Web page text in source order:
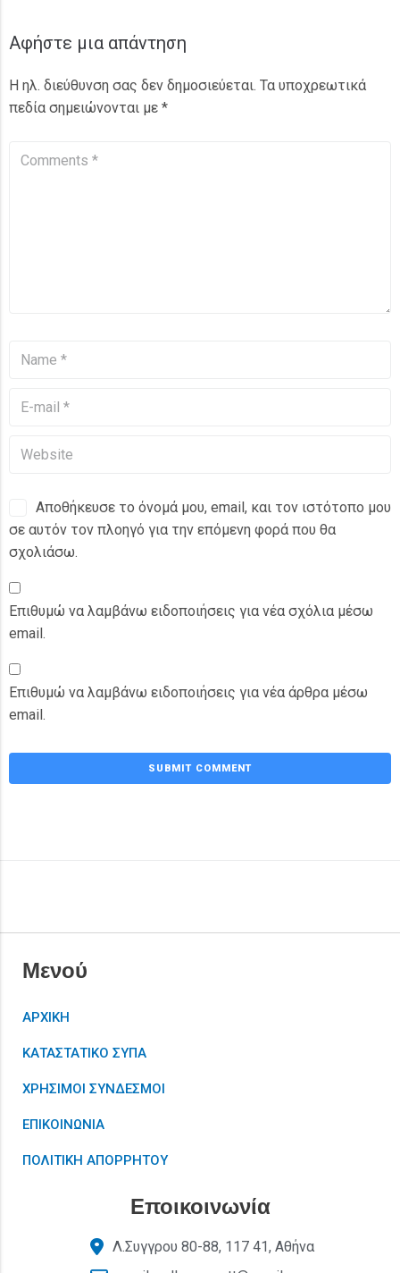
Αφήστε μια απάντηση
Η ηλ. διεύθυνση σας δεν δημοσιεύεται. Τα υποχρεωτικά
πεδία σημειώνονται με *
Αποθήκευσε το όνομά μου, email, και τον ιστότοπο μου
σε αυτόν τον πλοηγό για την επόμενη φορά που θα
σχολιάσω.
Επιθυμώ να λαμβάνω ειδοποιήσεις για νέα σχόλια μέσω
email.
Επιθυμώ να λαμβάνω ειδοποιήσεις για νέα άρθρα μέσω
email.
Μενού
ΑΡΧΙΚΗ
ΚΑΤΑΣΤΑΤΙΚΟ ΣΥΠΑ
ΧΡΗΣΙΜΟΙ ΣΥΝΔΕΣΜΟΙ
ΕΠΙΚΟΙΝΩΝΙΑ
ΠΟΛΙΤΙΚΗ ΑΠΟΡΡΗΤΟΥ
Εποικοινωνία
Λ.Συγγρου 80-88, 117 41, Αθήνα